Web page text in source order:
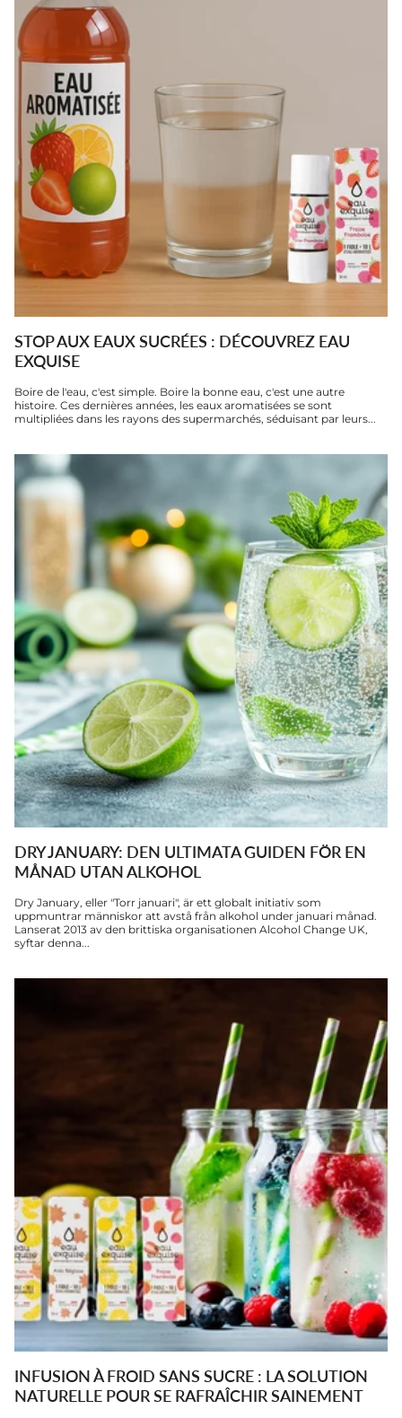
STOP AUX EAUX SUCRÉES : DÉCOUVREZ EAU
EXQUISE
Boire de l'eau, c'est simple. Boire la bonne eau, c'est une autre
histoire. Ces dernières années, les eaux aromatisées se sont
multipliées dans les rayons des supermarchés, séduisant par leurs...
DRY JANUARY: DEN ULTIMATA GUIDEN FÖR EN
MÅNAD UTAN ALKOHOL
Dry January, eller "Torr januari", är ett globalt initiativ som
uppmuntrar människor att avstå från alkohol under januari månad.
Lanserat 2013 av den brittiska organisationen Alcohol Change UK,
syftar denna...
INFUSION À FROID SANS SUCRE : LA SOLUTION
NATURELLE POUR SE RAFRAÎCHIR SAINEMENT